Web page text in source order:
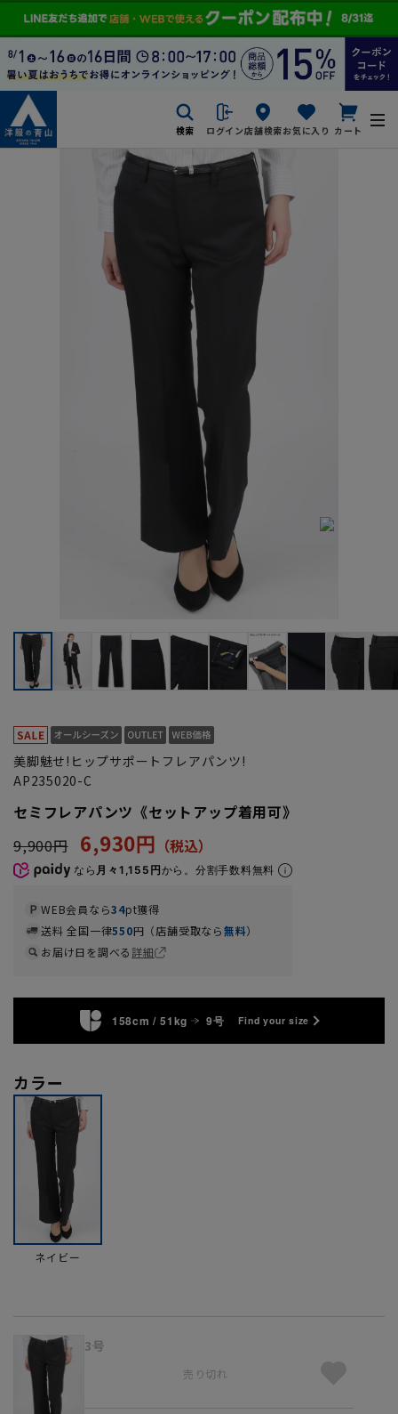
検索 ログイン店舗検索お気に入り カート
美脚魅せ!ヒップサポートフレアパンツ!
AP235020-C
セミフレアパンツ《セットアップ着用可》
9,900円 6,930円
なら 月々1,155円から。分割手数料無料
WEB会員なら34pt獲得
送料 全国一律550円（店舗受取なら無料）
お届け日を調べる詳細
158cm / 51kg 9号 Find your size
カラー
ネイビー
3号
売り切れ